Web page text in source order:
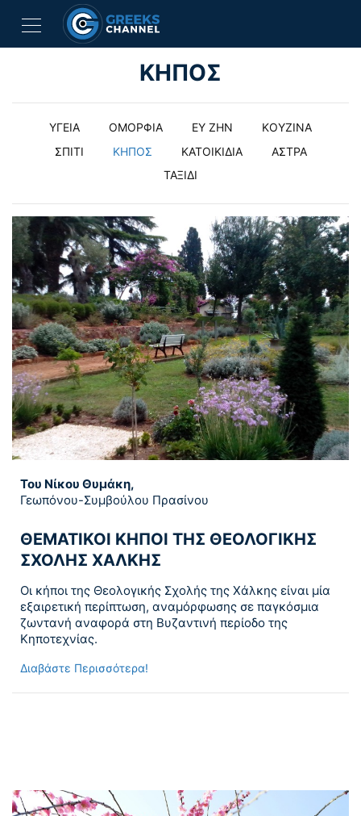
ΚΗΠΟΣ
ΥΓΕΙΑ ΟΜΟΡΦΙΑ ΕΥ ΖΗΝ
ΚΟΥΖΙΝΑ
ΣΠΙΤΙ
ΚΗΠΟΣ ΚΑΤΟΙΚΙΔΙΑ
ΑΣΤΡΑ
ΤΑΞΙΔΙ
Του Νίκου Θυμάκη,
Γεωπόνου-Συμβούλου Πρασίνου
ΘΕΜΑΤΙΚΟΙ ΚΗΠΟΙ ΤΗΣ ΘΕΟΛΟΓΙΚΗΣ
ΣΧΟΛΗΣ ΧΑΛΚΗΣ
Οι κήποι της Θεολογικής Σχολής της Χάλκης είναι μία
εξαιρετική περίπτωση, αναμόρφωσης σε παγκόσμια
ζωντανή αναφορά στη Βυζαντινή περίοδο της
Κηποτεχνίας.
Διαβάστε Περισσότερα!